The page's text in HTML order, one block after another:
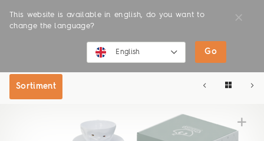
This website is available in english, do you want to
change the language?
English Go
ONLINE SHOP
Sortiment